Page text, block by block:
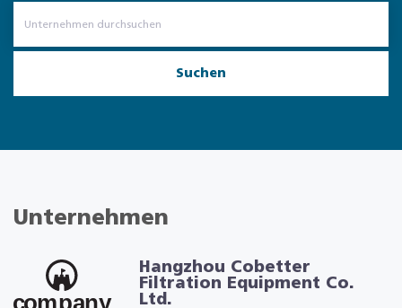
Suchen
Unternehmen
Hangzhou Cobetter
Filtration Equipment Co.
Ltd.